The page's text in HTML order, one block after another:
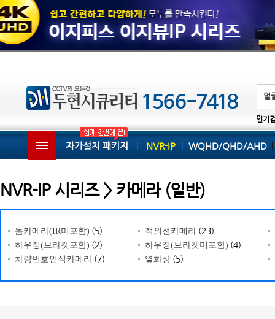
인기
자가설치 패키지 NVR-IP WQHD/QHD/AHD
NVR-IP 시리즈 > 카메라 (일반)
돔카메라(IR미포함) (5) 적외선카메라 (23)
하우징(브라켓포함) (2) 하우징(브라켓미포함) (4)
차량번호인식카메라 (7) 열화상 (5)